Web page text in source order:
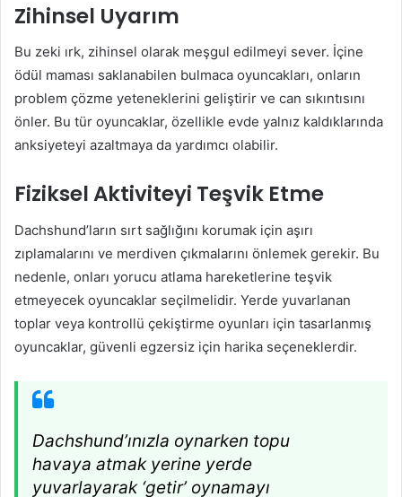
Zihinsel Uyarım
Bu zeki ırk, zihinsel olarak meşgul edilmeyi sever. İçine
ödül maması saklanabilen bulmaca oyuncakları, onların
problem çözme yeteneklerini geliştirir ve can sıkıntısını
önler. Bu tür oyuncaklar, özellikle evde yalnız kaldıklarında
anksiyeteyi azaltmaya da yardımcı olabilir.
Fiziksel Aktiviteyi Teşvik Etme
Dachshund’ların sırt sağlığını korumak için aşırı
zıplamalarını ve merdiven çıkmalarını önlemek gerekir. Bu
nedenle, onları yorucu atlama hareketlerine teşvik
etmeyecek oyuncaklar seçilmelidir. Yerde yuvarlanan
toplar veya kontrollü çekiştirme oyunları için tasarlanmış
oyuncaklar, güvenli egzersiz için harika seçeneklerdir.
Dachshund’ınızla oynarken topu
havaya atmak yerine yerde
yuvarlayarak ‘getir’ oynamayı